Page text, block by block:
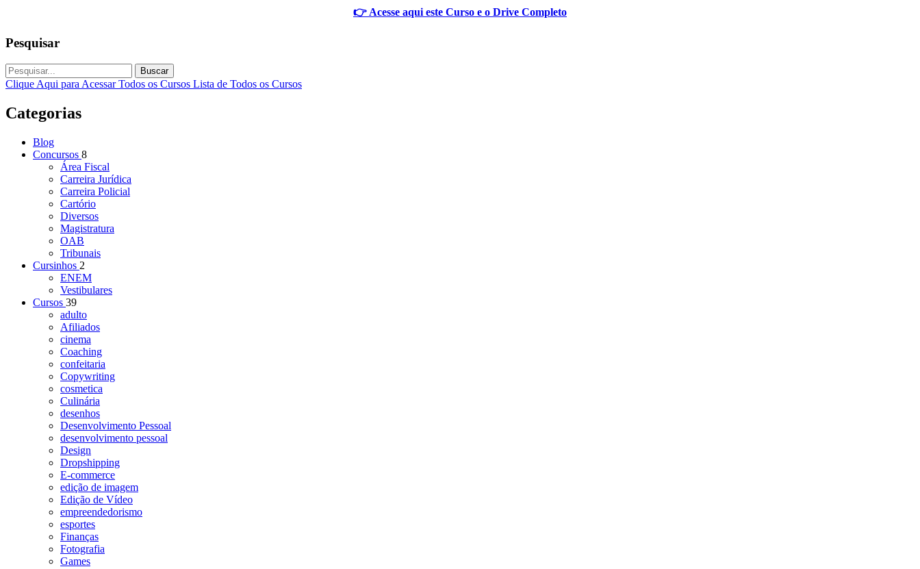
👉 Acesse aqui este Curso e o Drive Completo
Pesquisar
Buscar
Clique Aqui para Acessar Todos os Cursos Lista de Todos os Cursos
Categorias
Blog
Concursos 8
Área Fiscal
Carreira Jurídica
Carreira Policial
Cartório
Diversos
Magistratura
OAB
Tribunais
Cursinhos 2
ENEM
Vestibulares
Cursos 39
adulto
Afiliados
cinema
Coaching
confeitaria
Copywriting
cosmetica
Culinária
desenhos
Desenvolvimento Pessoal
desenvolvimento pessoal
Design
Dropshipping
E-commerce
edição de imagem
Edição de Vídeo
empreendedorismo
esportes
Finanças
Fotografia
Games